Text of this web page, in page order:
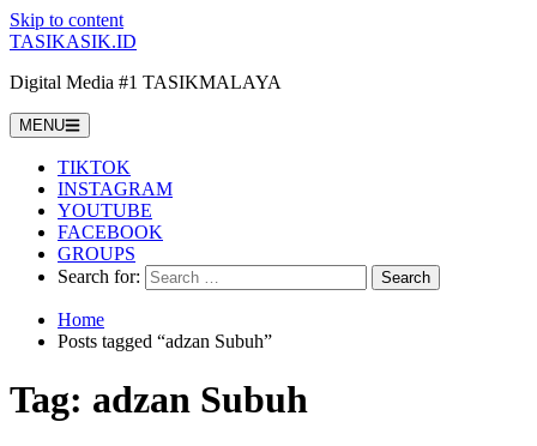
Skip to content
TASIKASIK.ID
Digital Media #1 TASIKMALAYA
MENU
TIKTOK
INSTAGRAM
YOUTUBE
FACEBOOK
GROUPS
Search for:
Home
Posts tagged “adzan Subuh”
Tag: adzan Subuh